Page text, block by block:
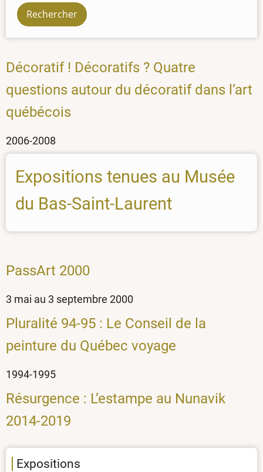
Décoratif ! Décoratifs ? Quatre
questions autour du décoratif dans l’art
québécois
2006-2008
Expositions tenues au Musée
du Bas-Saint-Laurent
PassArt 2000
3 mai au 3 septembre 2000
Pluralité 94-95 : Le Conseil de la
peinture du Québec voyage
1994-1995
Résurgence : L’estampe au Nunavik
2014-2019
Expositions